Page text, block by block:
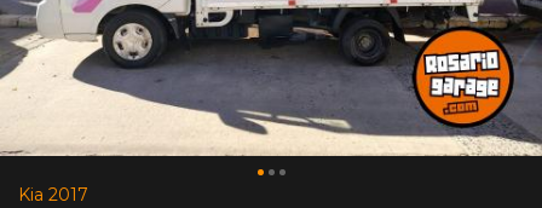
Kia 2017